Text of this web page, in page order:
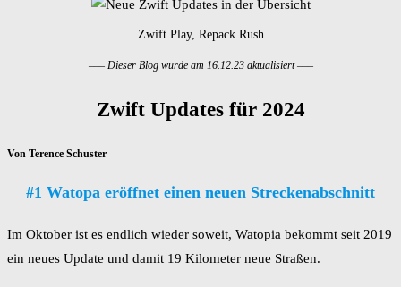
Zwift Play, Repack Rush
––– Dieser Blog wurde am 16.12.23 aktualisiert –––
Zwift Updates für 2024
Von Terence Schuster
#1 Watopa eröffnet einen neuen Streckenabschnitt
Im Oktober ist es endlich wieder soweit, Watopia bekommt seit 2019
ein neues Update und damit 19 Kilometer neue Straßen.